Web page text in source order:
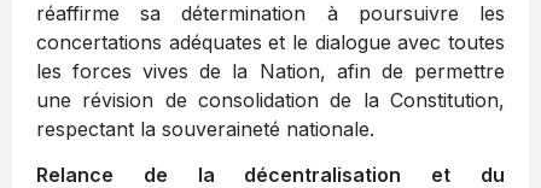
réaffirme sa détermination à poursuivre les
concertations adéquates et le dialogue avec toutes
les forces vives de la Nation, afin de permettre
une révision de consolidation de la Constitution,
respectant la souveraineté nationale.
Relance de la décentralisation et du